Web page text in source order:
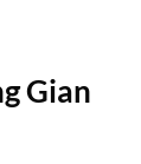
Gian